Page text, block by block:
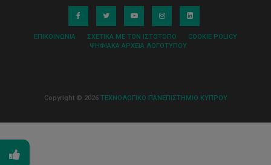
ΕΠΙΚΟΙΝΩΝΊΑ ΣΧΕΤΙΚΆ ΜΕ ΤΟΝ ΙΣΤΌΤΟΠΟ
COOKIE POLICY
ΨΗΦΙΑΚΆ ΑΡΧΕΊΑ ΛΟΓΌΤΥΠΟΥ
Copyright © 2026 ΤΕΧΝΟΛΟΓΙΚΟ ΠΑΝΕΠΙΣΤΗΜΙΟ ΚΥΠΡΟΥ